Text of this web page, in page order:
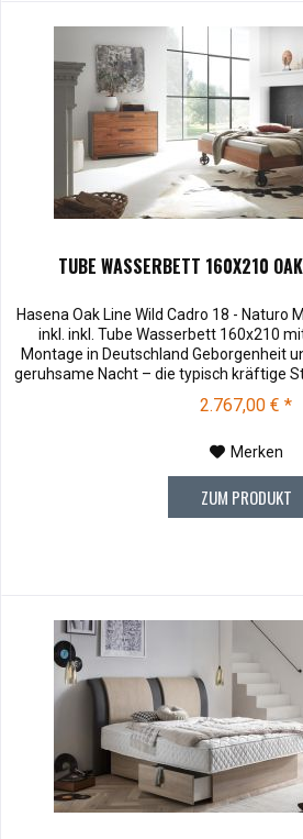
TUBE WASSERBETT 160X210
Hasena Oak Line Wild Cadro 18 - Naturo
inkl. inkl. Tube Wasserbett 160x210
Montage in Deutschland Geborgenheit
geruhsame Nacht – die typisch kräftige
unserer Oak-Line eine starke und
2.767,00 € *
Merken
ZUM PRODUKT